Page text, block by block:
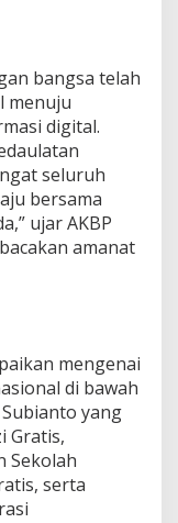
bangsa telah
menuju
digital.
seluruh
bersama
ujar AKBP
amanat
mengenai
di bawah
yang
Gratis,
Sekolah
serta